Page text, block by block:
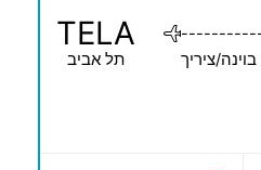
ציריך
TELA
תל אביב